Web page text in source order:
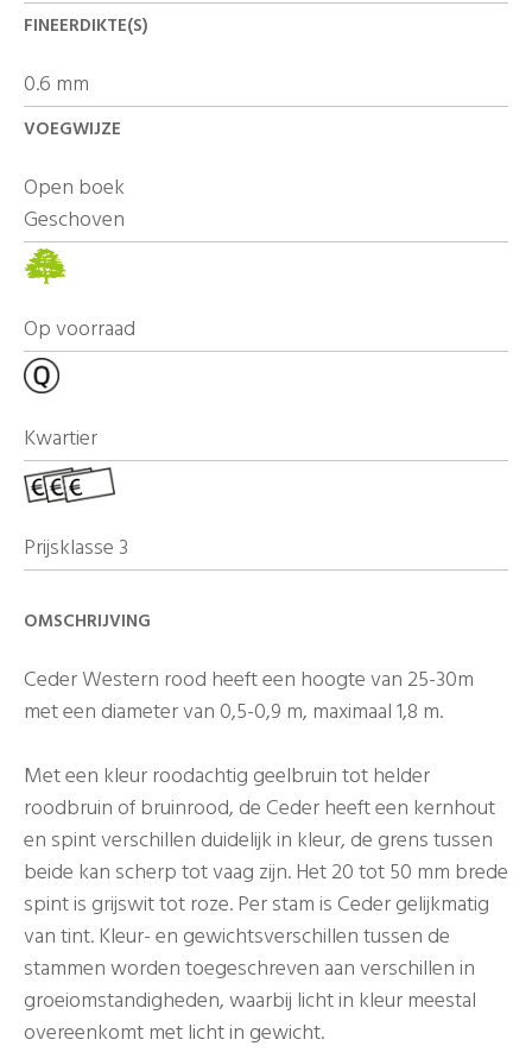
FINEERDIKTE(S)
0.6 mm
VOEGWIJZE
Open boek
Geschoven
Op voorraad
Kwartier
Prijsklasse 3
OMSCHRIJVING
Ceder Western rood heeft een hoogte van 25-30m
met een diameter van 0,5-0,9 m, maximaal 1,8 m.
Met een kleur roodachtig geelbruin tot helder
roodbruin of bruinrood, de Ceder heeft een kernhout
en spint verschillen duidelijk in kleur, de grens tussen
beide kan scherp tot vaag zijn. Het 20 tot 50 mm brede
spint is grijswit tot roze. Per stam is Ceder gelijkmatig
van tint. Kleur- en gewichtsverschillen tussen de
stammen worden toegeschreven aan verschillen in
groeiomstandigheden, waarbij licht in kleur meestal
overeenkomt met licht in gewicht.